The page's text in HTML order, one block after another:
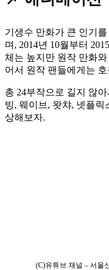
기생수 만화가 큰 인기
며, 2014년 10월부터
체는 높지만 원작 만화
어서 원작 팬들에게는
총 24부작으로 길지 않
빙, 웨이브, 왓챠, 넷플릭
상해보자.
(C)유튜브 채널 – 서울